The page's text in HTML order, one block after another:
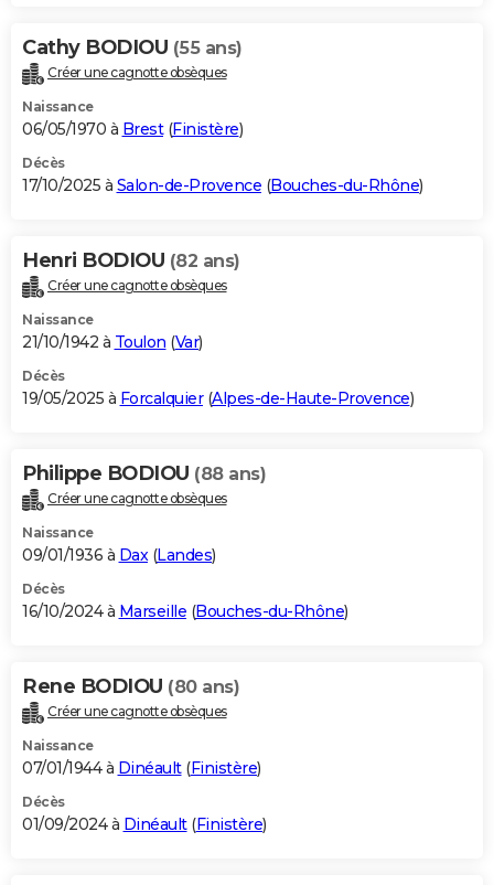
Cathy BODIOU (55 ans)
Créer une cagnotte obsèques
Naissance
06/05/1970 à Brest(Finistère)
Décès
17/10/2025 à Salon-de-Provence (Bouches-du-Rhône)
Henri BODIOU (82 ans)
Créer une cagnotte obsèques
Naissance
21/10/1942 à Toulon (Var)
Décès
19/05/2025 à Forcalquier(Alpes-de-Haute-Provence)
Philippe BODIOU (88 ans)
Créer une cagnotte obsèques
Naissance
09/01/1936 à Dax(Landes)
Décès
16/10/2024 à Marseille (Bouches-du-Rhône)
Rene BODIOU (80 ans)
Créer une cagnotte obsèques
Naissance
07/01/1944 à Dinéault(Finistère)
Décès
01/09/2024 à Dinéault(Finistère)